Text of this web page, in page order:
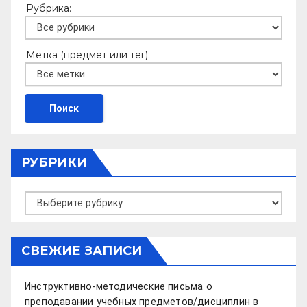
Рубрика:
Метка (предмет или тег):
РУБРИКИ
Рубрики
СВЕЖИЕ ЗАПИСИ
Инструктивно-методические письма о
преподавании учебных предметов/дисциплин в